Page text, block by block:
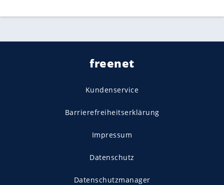
freenet
Kundenservice
Barrierefreiheitserklärung
Impressum
Datenschutz
Datenschutzmanager